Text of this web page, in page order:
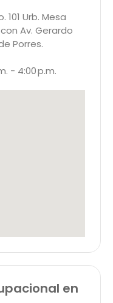
101 Urb. Mesa
Av. Gerardo
Porres.
- 4:00 p.m.
en